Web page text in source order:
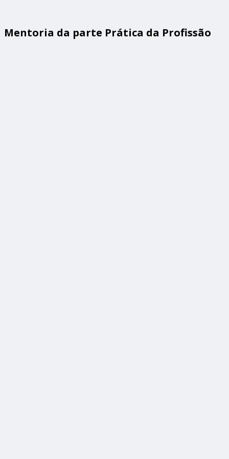
Mentoria da parte Prática da Profissão